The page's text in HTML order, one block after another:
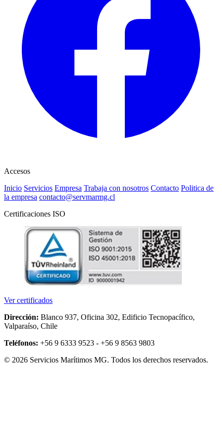
Accesos
Inicio Servicios Empresa Trabaja con nosotros Contacto Politica de
la empresa contacto@servmarmg.cl
Certificaciones ISO
Ver certificados
Dirección: Blanco 937, Oficina 302, Edificio Tecnopacífico,
Valparaíso, Chile
Teléfonos: +56 9 6333 9523 - +56 9 8563 9803
© 2026 Servicios Marítimos MG. Todos los derechos reservados.